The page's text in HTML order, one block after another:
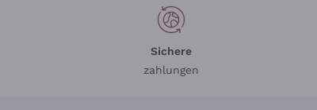
Sichere
zahlungen